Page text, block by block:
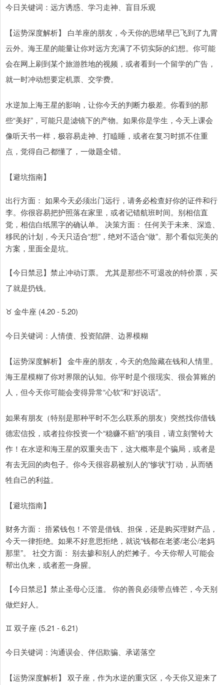
今日关键词：远方诱惑、学习走神、盲目乐观
【运势深度解析】 白羊座的朋友，今天你的思绪早已飞到了九霄
云外。海王星的能量让你对远方充满了不切实际的幻想。你可能
会在网上刷到某个旅游胜地的视频，或者看到一个留学的广告，
就一时冲动想要定机票、交学费。
水逆加上海王星的影响，让你今天的判断力极差。你看到的那
些“美好”，可能只是滤镜下的产物。如果你是学生，今天上课会
像听天书一样，极容易走神、打瞌睡，或者在复习时抓不住重
点，觉得自己都懂了，一做题全错。
【避坑指南】
出行方面： 如果今天必须出门远行，请务必检查好你的证件和行
李。你很容易把护照落在家里，或者记错航班时间。别相信直
觉，相信白纸黑字的确认单。 决策方面： 任何关于未来、深造、
移民的计划，今天只适合“想”，绝对不适合“做”。那个看似完美的
方案，里面全是坑。
【今日禁忌】禁止冲动订票。 尤其是那些不可退改的特价票，买
了就是扔钱。
♉ 金牛座 (4.20 - 5.20)
今日关键词：人情债、投资陷阱、边界模糊
【运势深度解析】 金牛座的朋友，今天的危险藏在钱和人情里。
海王星模糊了你对界限的认知。你平时是个很现实、很会算账的
人，但今天你可能会变得异常“心软”和“好说话”。
如果有朋友（特别是那种平时不怎么联系的朋友）突然找你借钱
德宏信投，或者拉你投资一个“稳赚不赔”的项目，请立刻警铃大
作！在水逆和海王星的双重夹击下，这大概率是个骗局，或者是
有去无回的肉包子。你今天很容易被别人的“惨状”打动，从而牺
牲自己的利益。
【避坑指南】
财务方面： 捂紧钱包！不管是借钱、担保，还是购买理财产品，
今天一律拒绝。如果不好意思拒绝，就说“钱都在老婆/老公/老妈
那里”。 社交方面： 别去掺和别人的烂摊子。今天你帮人可能会
帮出仇来，或者惹一身腥。
【今日禁忌】禁止圣母心泛滥。 你的善良必须带点锋芒，今天别
做烂好人。
♊ 双子座 (5.21 - 6.21)
今日关键词：沟通误会、伴侣欺骗、承诺落空
【运势深度解析】 双子座，作为水逆的重灾区，今天你又迎来了